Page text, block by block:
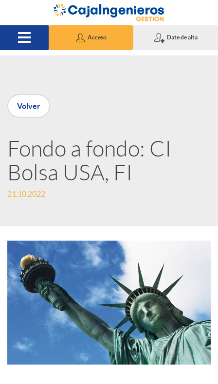
Saltar al contenido principal
Acceso Date de alta
P
u
b
l
c
a
o
r
Volver
Fondo a fondo: CI
Bolsa USA, FI
21.10.2022